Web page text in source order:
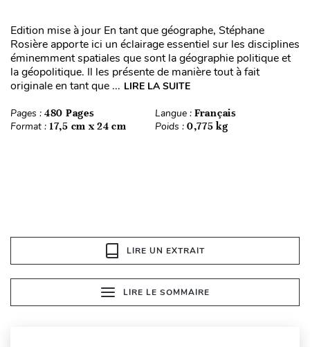
Edition mise à jour En tant que géographe, Stéphane
Rosière apporte ici un éclairage essentiel sur les disciplines
éminemment spatiales que sont la géographie politique et
la géopolitique. Il les présente de manière tout à fait
originale en tant que ... LIRE LA SUITE
Pages : 480 Pages Langue : Français
Format : 17,5 cm x 24 cm Poids : 0,775 kg
LIRE UN EXTRAIT
LIRE LE SOMMAIRE